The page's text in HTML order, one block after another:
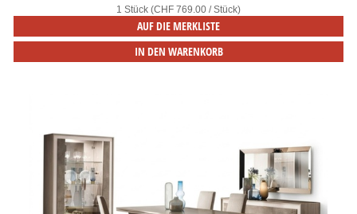
1 Stück (CHF 769.00 / Stück)
AUF DIE MERKLISTE
IN DEN WARENKORB